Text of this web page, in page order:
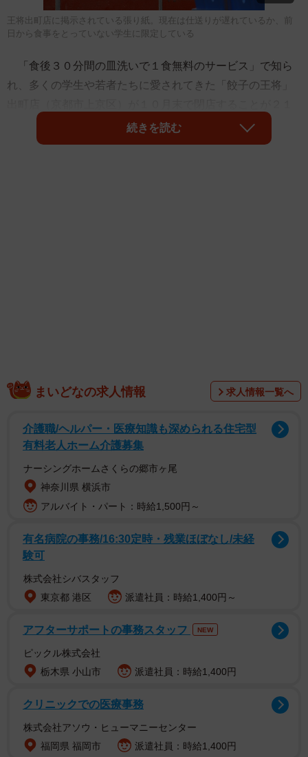
王将出町店に掲示されている張り紙。現在は仕送りが遅れているか、前
日から食事をとっていない学生に限定している
「食後３０分間の皿洗いで１食無料のサービス」で知ら
れ、多くの学生や若者たちに愛されてきた「餃子の王将」
日、分かった。店主が７０歳になったことや、後継者の不
在が理由としているが、常連客の間では惜しむ声が広がっ
店主は井上定博さん（７０）。「皿洗いで無料サービ
無料にするサービスを始めたのは、井上さん自身が若い頃
に金銭面で苦労をしたところを周囲に助けられ、「社会に
恩返ししたい」と思ったからだった。
１０月で閉店する餃子の王将出町店（京都市上京区）
９５年に井上さんが店主となった後もサービスは続け
た。２０１８年暮れからは、仕送りが遅れているか、前日
続きを読む
まいどなの求人情報 求人情報一覧へ
介護職/ヘルパー・医療知識も深められる住宅型
有料老人ホーム介護募集
ナーシングホームさくらの郷市ヶ尾
神奈川県 横浜市
アルバイト・パート：時給1,500円～
有名病院の事務/16:30定時・残業ほぼなし/未経
験可
株式会社シバスタッフ
東京都 港区
派遣社員：時給1,400円～
アフターサポートの事務スタッフ NEW
ピックル株式会社
栃木県 小山市
派遣社員：時給1,400円
クリニックでの医療事務
株式会社アソウ・ヒューマニーセンター
福岡県 福岡市
派遣社員：時給1,400円